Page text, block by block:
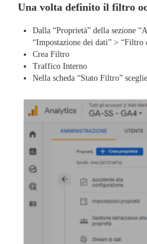
Una volta definito il filtro
Dalla “Proprietà” della sezione
“Impostazione dei dati” > “Filtro
Crea Filtro
Traffico Interno
Nella scheda “Stato Filtro”